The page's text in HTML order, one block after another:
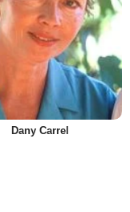
Dany Carrel